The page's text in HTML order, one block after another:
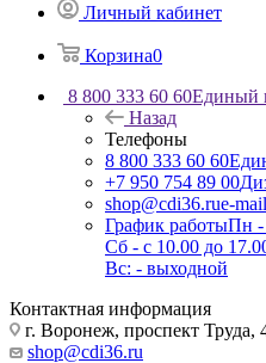
Личный кабинет
Корзина0
8 800 333 60 60Единый
Назад
Телефоны
8 800 333 60 60
+7 950 754 89 00
shop@cdi36.rue-
График работыПн -
Сб - с 10.00 до
Вс: - выходной
Контактная информация
г. Воронеж, проспект Труда,
shop@cdi36.ru